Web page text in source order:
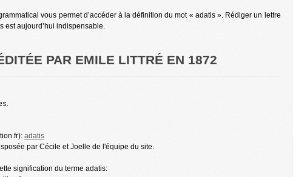
vous permet d’accéder à la définition du mot « adatis ». Rédiger un lettre
est aujourd’hui indispensable.
PAR EMILE LITTRÉ EN 1872
adatis
par Cécile et Joelle de l'équipe du site.
signification du terme adatis: